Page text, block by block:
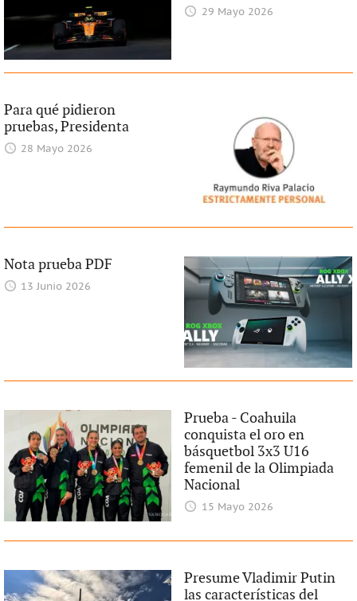
29 Mayo 2026
Para qué pidieron
pruebas, Presidenta
28 Mayo 2026
Nota prueba PDF
13 Junio 2026
Prueba - Coahuila
conquista el oro en
básquetbol 3x3 U16
femenil de la Olimpiada
Nacional
15 Mayo 2026
Presume Vladimir Putin
las características del